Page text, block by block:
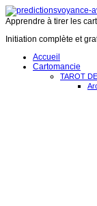
Apprendre à tirer les
Initiation complète et
Accueil
Cartomancie
TAROT